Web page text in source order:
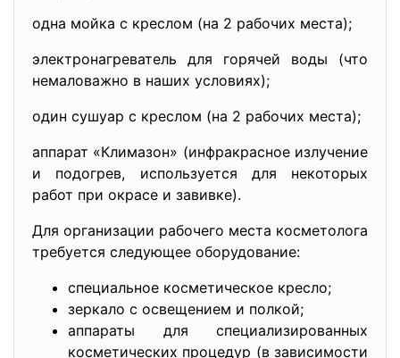
одна мойка с креслом (на 2 рабочих места);
электронагреватель для горячей воды (что
немаловажно в наших условиях);
один сушуар с креслом (на 2 рабочих места);
аппарат «Климазон» (инфракрасное излучение
и подогрев, используется для некоторых
работ при окрасе и завивке).
Для организации рабочего места косметолога
требуется следующее оборудование:
специальное косметическое кресло;
зеркало с освещением и полкой;
аппараты для специализированных
косметических процедур (в зависимости